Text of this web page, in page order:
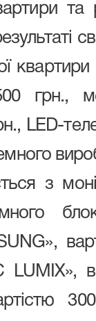
грн.,
LED-
з
LUMIX»,